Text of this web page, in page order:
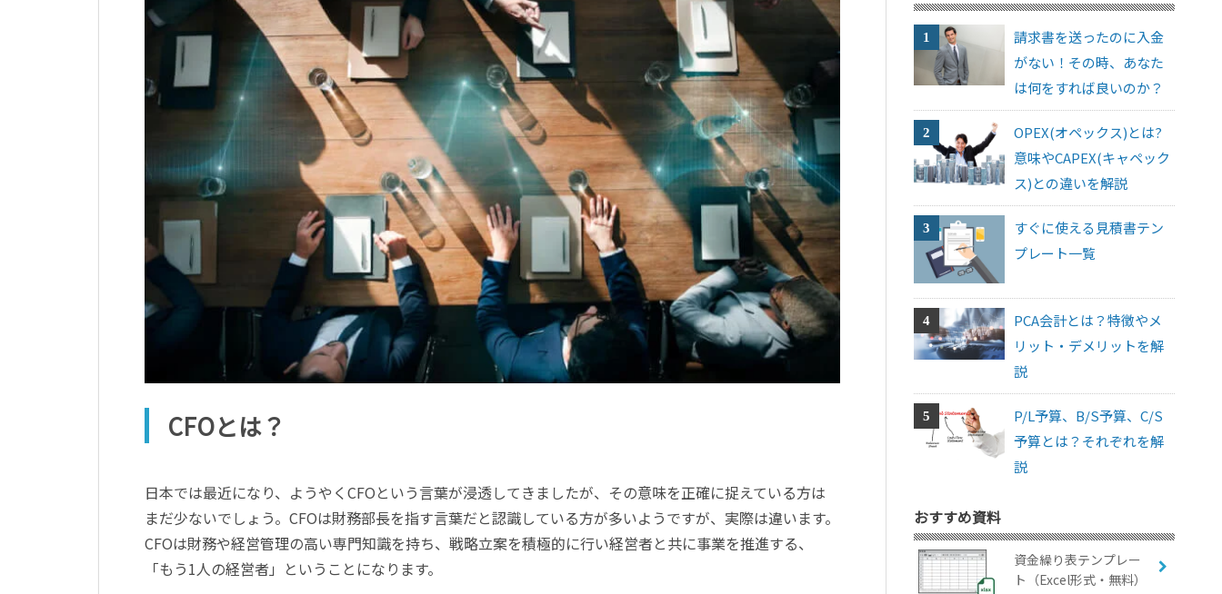
CFOとは？
日本では最近になり、ようやくCFOという言葉が浸透してきましたが、その意味を正確に捉えている方は
まだ少ないでしょう。CFOは財務部長を指す言葉だと認識している方が多いようですが、実際は違います。
CFOは財務や経営管理の高い専門知識を持ち、戦略立案を積極的に行い経営者と共に事業を推進する、
「もう1人の経営者」ということになります。
請求書を送ったのに入金
がない！その時、あなた
は何をすれば良いのか？
OPEX(オペックス)とは?
意味やCAPEX(キャペック
ス)との違いを解説
すぐに使える見積書テン
プレート一覧
PCA会計とは？特徴やメ
リット・デメリットを解
説
P/L予算、B/S予算、C/S
予算とは？それぞれを解
説
おすすめ資料
資金繰り表テンプレー
ト（Excel形式・無料）